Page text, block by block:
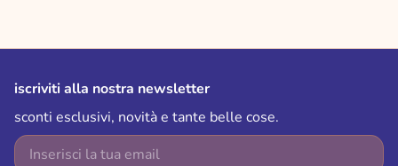
iscriviti alla nostra newsletter
sconti esclusivi, novità e tante belle cose.
E-mail